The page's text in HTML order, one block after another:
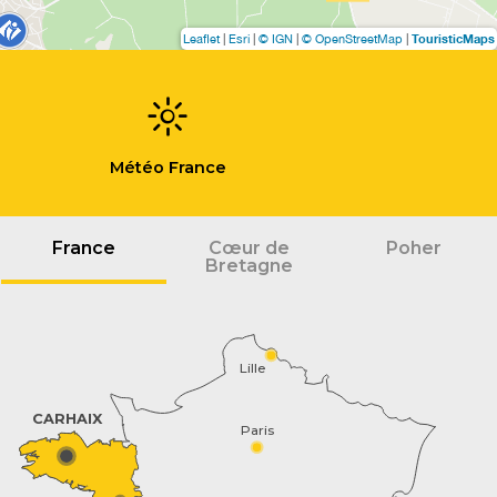
Leaflet| Esri © IGN © OpenStreetMap TouristicMaps
Météo France
France
Cœur de
Bretagne
Poher
Paris
Lille
CARHAIX